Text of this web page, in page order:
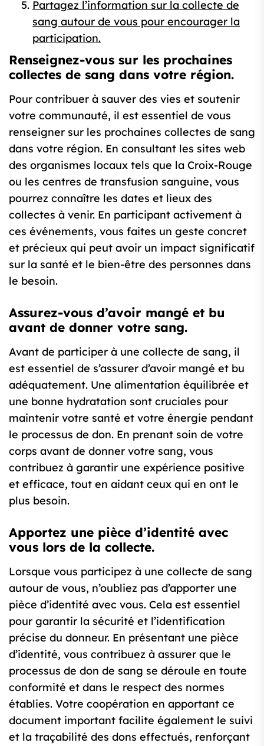
Partagez l’information sur la collecte de
sang autour de vous pour encourager la
participation.
Renseignez-vous sur les prochaines
collectes de sang dans votre région.
Pour contribuer à sauver des vies et soutenir
votre communauté, il est essentiel de vous
renseigner sur les prochaines collectes de sang
dans votre région. En consultant les sites web
des organismes locaux tels que la Croix-Rouge
ou les centres de transfusion sanguine, vous
pourrez connaître les dates et lieux des
collectes à venir. En participant activement à
ces événements, vous faites un geste concret
et précieux qui peut avoir un impact significatif
sur la santé et le bien-être des personnes dans
le besoin.
Assurez-vous d’avoir mangé et bu
avant de donner votre sang.
Avant de participer à une collecte de sang, il
est essentiel de s’assurer d’avoir mangé et bu
adéquatement. Une alimentation équilibrée et
une bonne hydratation sont cruciales pour
maintenir votre santé et votre énergie pendant
le processus de don. En prenant soin de votre
corps avant de donner votre sang, vous
contribuez à garantir une expérience positive
et efficace, tout en aidant ceux qui en ont le
plus besoin.
Apportez une pièce d’identité avec
vous lors de la collecte.
Lorsque vous participez à une collecte de sang
autour de vous, n’oubliez pas d’apporter une
pièce d’identité avec vous. Cela est essentiel
pour garantir la sécurité et l’identification
précise du donneur. En présentant une pièce
d’identité, vous contribuez à assurer que le
processus de don de sang se déroule en toute
conformité et dans le respect des normes
établies. Votre coopération en apportant ce
document important facilite également le suivi
et la traçabilité des dons effectués, renforçant